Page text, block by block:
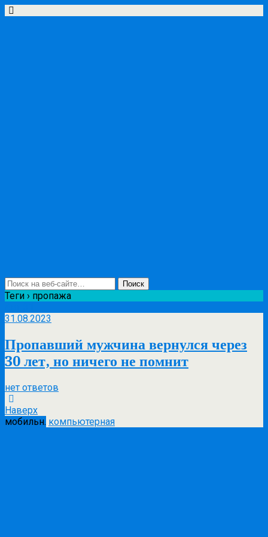
Теги › пропажа
31.08.2023
Пропавший мужчина вернулся через
30 лет, но ничего не помнит
нет ответов
Наверх
мобильн. компьютерная